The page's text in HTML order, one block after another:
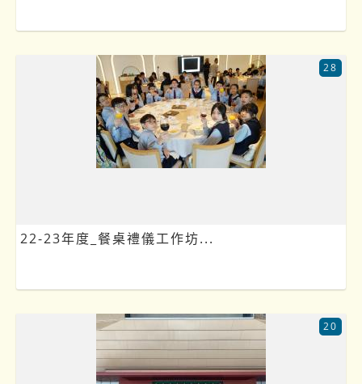
22-23年度_餐桌禮儀工作坊...
28
20